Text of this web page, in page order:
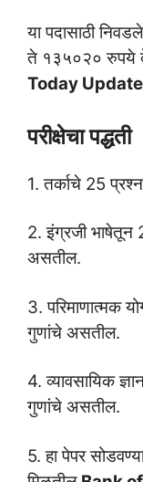
या पदासाठी
ते १३५०२०
Today Update
परीक्षेचा पद्धती
1. तर्काचे 25
2. इंग्रजी भाषेतून
असतील.
3. परिमाणात्मक
गुणांचे असतील.
4. व्यावसायिक
गुणांचे असतील.
5. हा पेपर